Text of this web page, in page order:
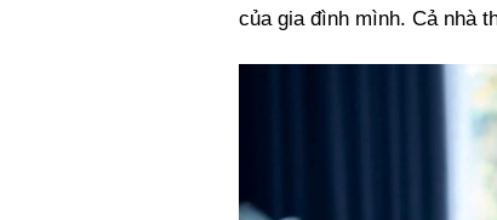
của gia đình mình. Cả nhà